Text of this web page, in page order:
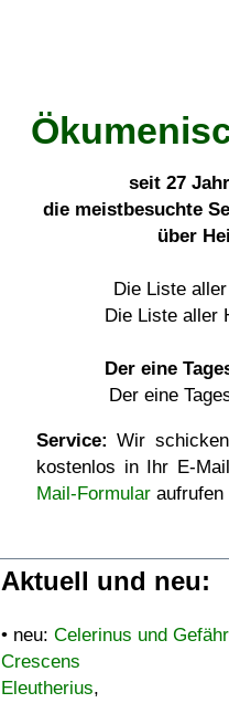
seit 27
die meistbesuchte
über
Die Liste
Die Liste aller
Der eine
Der eine
Service: Wir
kostenlos in Ihr E-
Mail-Formular aufrufen
Aktuell und neu:
• neu: Celerinus und
Crescens
Eleutherius,